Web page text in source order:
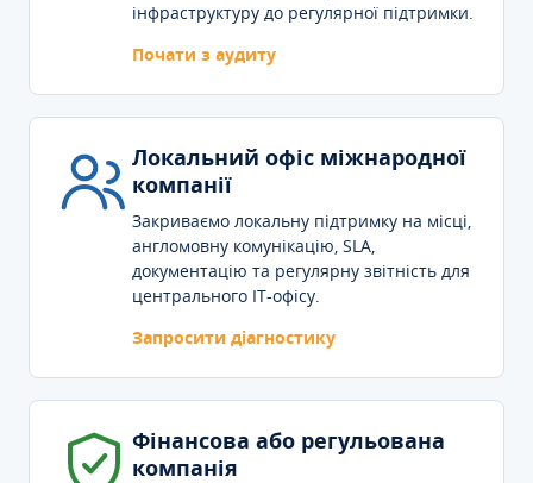
інфраструктуру до регулярної підтримки.
Почати з аудиту
Локальний офіс міжнародної
компанії
Закриваємо локальну підтримку на місці,
англомовну комунікацію, SLA,
документацію та регулярну звітність для
центрального IT-офісу.
Запросити діагностику
Фінансова або регульована
компанія